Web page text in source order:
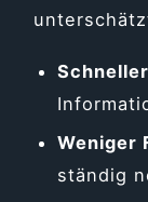
Weniger
ständig